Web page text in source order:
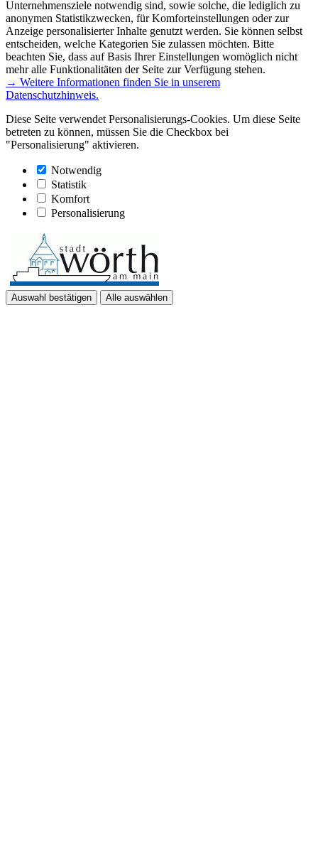
Unternehmensziele notwendig sind, sowie solche, die lediglich zu
anonymen Statistikzwecken, für Komforteinstellungen oder zur
Anzeige personalisierter Inhalte genutzt werden. Sie können selbst
entscheiden, welche Kategorien Sie zulassen möchten. Bitte
beachten Sie, dass auf Basis Ihrer Einstellungen womöglich nicht
mehr alle Funktionalitäten der Seite zur Verfügung stehen.
→ Weitere Informationen finden Sie in unserem
Datenschutzhinweis.
Diese Seite verwendet Personalisierungs-Cookies. Um diese Seite
betreten zu können, müssen Sie die Checkbox bei
"Personalisierung" aktivieren.
Notwendig
Statistik
Komfort
Personalisierung
Auswahl bestätigen Alle auswählen